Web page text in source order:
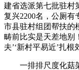
建省选派第七批驻村
复兴2200名，公厕
市县驻村组团帮扶的
畴前比实是天差地别
夫’‘新村平易近’扎
一排排尺度化菇架